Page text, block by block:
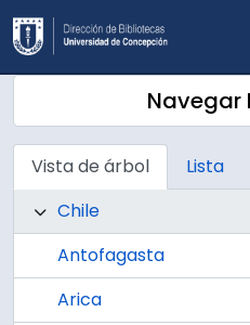
Skip to main content
Navegar
Vista de árbol Lista
Chile
Antofagasta
Arica